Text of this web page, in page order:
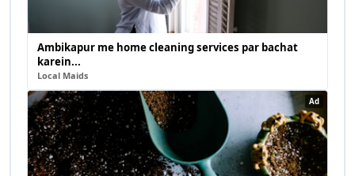
Ambikapur me home cleaning services par bachat
karein...
Local Maids
Ad